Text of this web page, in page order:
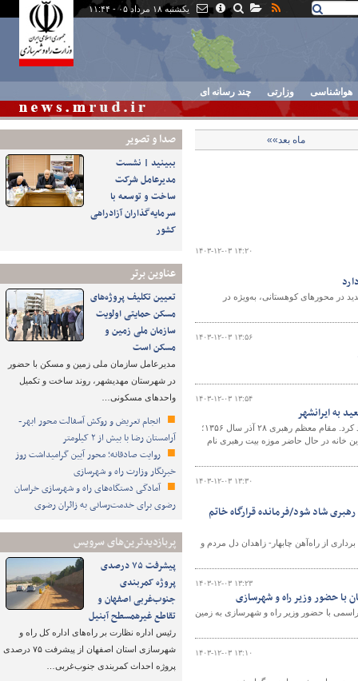
یکشنبه ۱۸ مرداد ۰۵ - ۱۱:۴۴
هواشناسی وزارتی چند رسانه ای
صدا و تصوير
ببینید | نشست
مدیرعامل شرکت
ساخت و توسعه با
سرمایه‌گذاران آزادراهی
کشور
عناوین برتر
تعیین تکلیف پروژه‌های
مسکن حمایتی اولویت
سازمان ملی زمین و
مسکن است
مدیرعامل سازمان ملی زمین و مسکن با حضور
در شهرستان مهدیشهر، روند ساخت و تکمیل
واحدهای مسکونی…
انجام تعریض و روکش آسفالت محور ابهر-
آرامستان رضا با بیش از ۲ کیلومتر
روایت صادقانه؛ محور آیین گرامیداشت روز
خبرنگار وزارت راه و شهرسازی
آمادگی دستگاه‌های راه و شهرسازی خراسان
رضوی برای خدمت‌رسانی به زائران رضوی
پربازدیدترین‌های سرویس
پیشرفت ۷۵ درصدی
پروژه کمربندی
جنوب‌غربی اصفهان و
تقاطع غیرهمسطح آبنیل
رئیس اداره نظارت بر راه‌های اداره کل راه و
شهرسازی استان اصفهان از پیشرفت ۷۵ درصدی
پروژه احداث کمربندی جنوب‌غربی…
ماه بعد»»
۱۴۰۳-۱۲-۰۳ ۱۴:۲۰
در محورهای کوهستانی، به‌ویژه در
۱۴۰۳-۱۲-۰۳ ۱۳:۵۶
۱۴۰۳-۱۲-۰۳ ۱۳:۵۴
به ایرانشهر
وزیر راه و شهرسازی از محل سکونت مقام معظم رهبری در زمان تبعید به ایرانشهر بازدید کرد. مقام معظم رهبری ۲۸ آذر سال ۱۳۵۶؛
این خانه در حال حاضر موزه بیت رهبری نام
۱۴۰۳-۱۲-۰۳ ۱۳:۳۰
شاد شود/فرمانده قرارگاه خاتم
امیدواری کرد که با بهره برداری از راه‌آهن چابهار- زاهدان دل مردم و
۱۴۰۳-۱۲-۰۳ ۱۳:۲۳
در مراسمی با حضور وزیر راه و شهرسازی به زمین
۱۴۰۳-۱۲-۰۳ ۱۳:۱۰